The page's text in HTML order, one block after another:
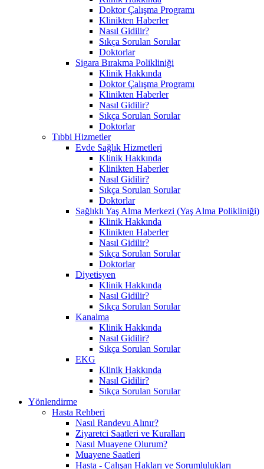
Doktor Çalışma Programı
Klinikten Haberler
Nasıl Gidilir?
Sıkça Sorulan Sorular
Doktorlar
Sigara Bırakma Polikliniği
Klinik Hakkında
Doktor Çalışma Programı
Klinikten Haberler
Nasıl Gidilir?
Sıkça Sorulan Sorular
Doktorlar
Tıbbi Hizmetler
Evde Sağlık Hizmetleri
Klinik Hakkında
Klinikten Haberler
Nasıl Gidilir?
Sıkça Sorulan Sorular
Doktorlar
Sağlıklı Yaş Alma Merkezi (Yaş Alma Polikliniği)
Klinik Hakkında
Klinikten Haberler
Nasıl Gidilir?
Sıkça Sorulan Sorular
Doktorlar
Diyetisyen
Klinik Hakkında
Nasıl Gidilir?
Sıkça Sorulan Sorular
Kanalma
Klinik Hakkında
Nasıl Gidilir?
Sıkça Sorulan Sorular
EKG
Klinik Hakkında
Nasıl Gidilir?
Sıkça Sorulan Sorular
Yönlendirme
Hasta Rehberi
Nasıl Randevu Alınır?
Ziyaretci Saatleri ve Kuralları
Nasıl Muayene Olurum?
Muayene Saatleri
Hasta - Çalışan Hakları ve Sorumlulukları